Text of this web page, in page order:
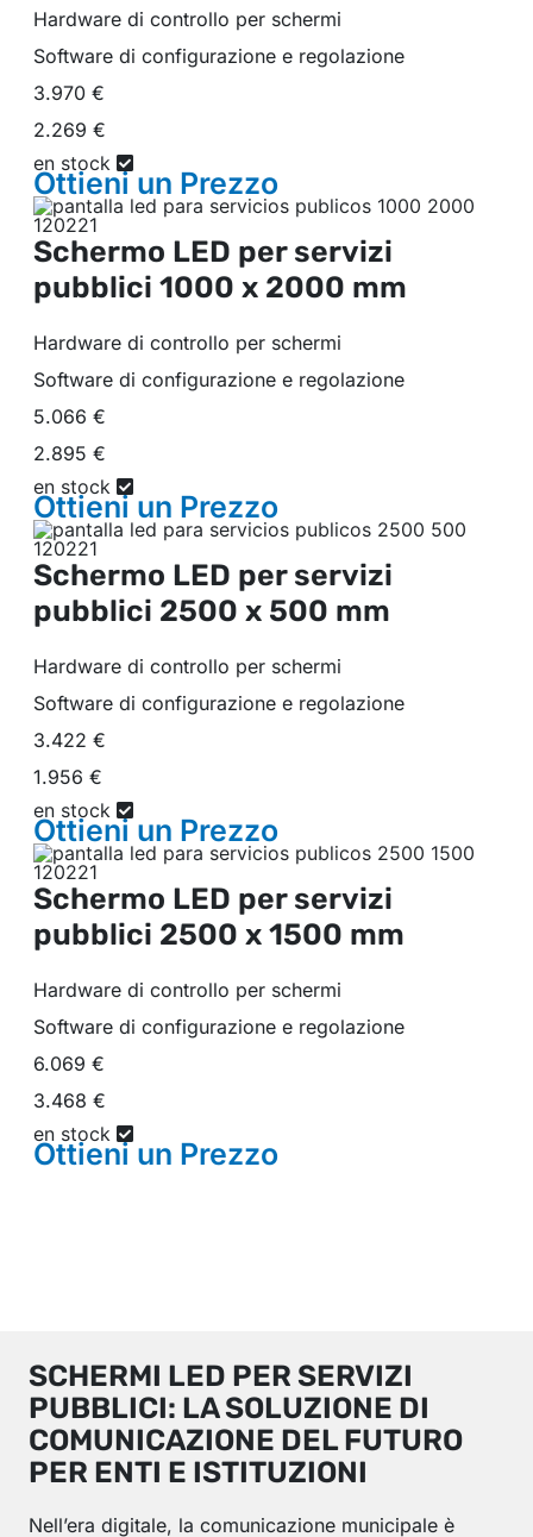
Hardware di controllo per schermi
Software di configurazione e regolazione
3.970 €
2.269 €
en stock
Ottieni un Prezzo
Schermo LED per servizi
pubblici 1000 x 2000 mm
Hardware di controllo per schermi
Software di configurazione e regolazione
5.066 €
2.895 €
en stock
Ottieni un Prezzo
Schermo LED per servizi
pubblici 2500 x 500 mm
Hardware di controllo per schermi
Software di configurazione e regolazione
3.422 €
1.956 €
en stock
Ottieni un Prezzo
Schermo LED per servizi
pubblici 2500 x 1500 mm
Hardware di controllo per schermi
Software di configurazione e regolazione
6.069 €
3.468 €
en stock
Ottieni un Prezzo
SCHERMI LED PER SERVIZI
PUBBLICI: LA SOLUZIONE DI
COMUNICAZIONE DEL FUTURO
PER ENTI E ISTITUZIONI
Nell’era digitale, la comunicazione municipale è